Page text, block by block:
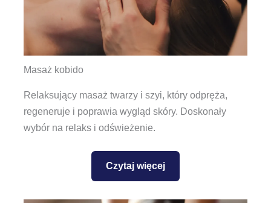
Masaż kobido
Relaksujący masaż twarzy i szyi, który odpręża,
regeneruje i poprawia wygląd skóry. Doskonały
wybór na relaks i odświeżenie.
Czytaj więcej